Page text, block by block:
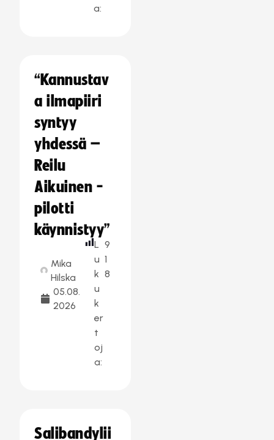
a:
“Kannustav
a ilmapiiri
syntyy
yhdessä –
Reilu
Aikuinen -
pilotti
käynnistyy”
Mika
Hilska
05.08.
2026
L
u
k
u
k
er
t
oj
a:
9
1
8
Salibandylii